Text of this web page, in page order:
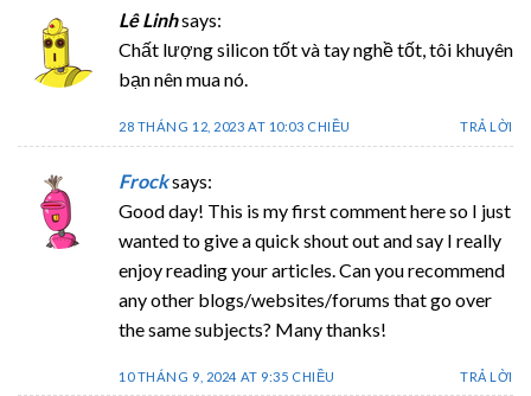
Lê Linhsays:
Chất lượng silicon tốt và tay nghề tốt, tôi khuyên
bạn nên mua nó.
28 THÁNG 12, 2023 AT 10:03 CHIỀU TRẢ LỜI
Frocksays:
Good day! This is my first comment here so I just
wanted to give a quick shout out and say I really
enjoy reading your articles. Can you recommend
any other blogs/websites/forums that go over
the same subjects? Many thanks!
10 THÁNG 9, 2024 AT 9:35 CHIỀU TRẢ LỜI